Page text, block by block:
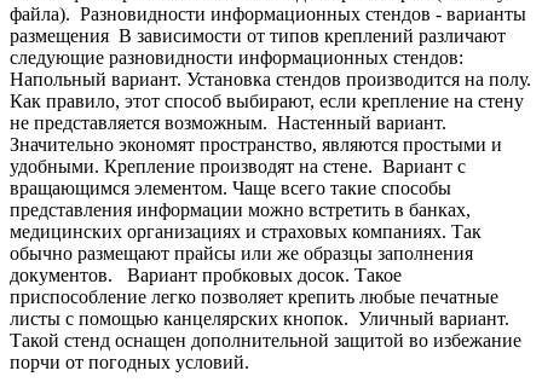
файла). Разновидности информационных стендов - варианты
размещения В зависимости от типов креплений различают
следующие разновидности информационных стендов:
Напольный вариант. Установка стендов производится на полу.
Как правило, этот способ выбирают, если крепление на стену
не представляется возможным. Настенный вариант.
Значительно экономят пространство, являются простыми и
удобными. Крепление производят на стене. Вариант с
вращающимся элементом. Чаще всего такие способы
представления информации можно встретить в банках,
медицинских организациях и страховых компаниях. Так
обычно размещают прайсы или же образцы заполнения
документов.
Вариант пробковых досок. Такое
приспособление легко позволяет крепить любые печатные
листы с помощью канцелярских кнопок. Уличный вариант.
Такой стенд оснащен дополнительной защитой во избежание
порчи от погодных условий.